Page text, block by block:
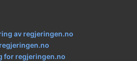
av regjeringen.no
for regjeringen.no